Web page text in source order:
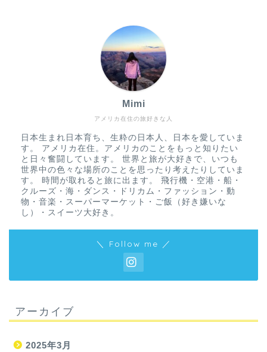
アメリカ在住の旅好きな人
Mimi
日本生まれ日本育ち、生粋の日本人、日本を愛していま
す。 アメリカ在住。アメリカのことをもっと知りたい
と日々奮闘しています。 世界と旅が大好きで、いつも
世界中の色々な場所のことを思ったり考えたりしていま
す。 時間が取れると旅に出ます。 飛行機・空港・船・
クルーズ・海・ダンス・ドリカム・ファッション・動
物・音楽・スーパーマーケット・ご飯（好き嫌いな
し）・スイーツ大好き。
＼ Follow me ／
アーカイブ
2025年3月